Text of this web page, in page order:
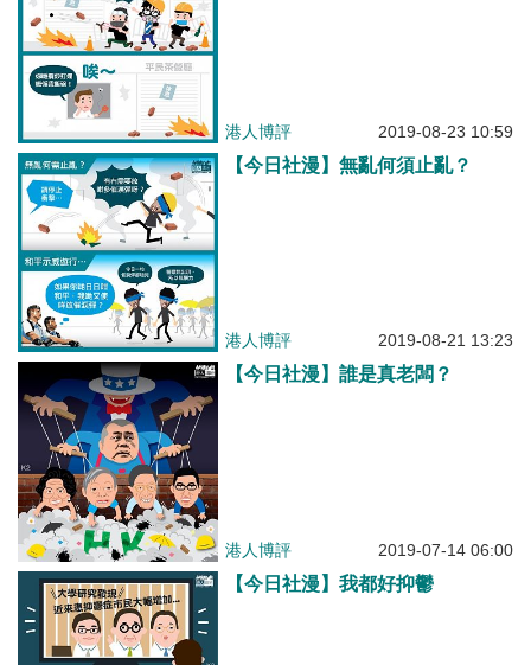
港人博評 2019-08-23 10:59
【今日社漫】無亂何須止亂？
港人博評 2019-08-21 13:23
【今日社漫】誰是真老闆？
港人博評 2019-07-14 06:00
【今日社漫】我都好抑鬱